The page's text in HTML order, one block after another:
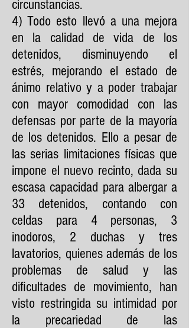
circunstancias.
4) Todo esto llevó a una mejora
en la calidad de vida de los
detenidos, disminuyendo el
estrés, mejorando el estado de
ánimo relativo y a poder trabajar
con mayor comodidad con las
defensas por parte de la mayoría
de los detenidos. Ello a pesar de
las serias limitaciones físicas que
impone el nuevo recinto, dada su
escasa capacidad para albergar a
33 detenidos, contando con
celdas para 4 personas, 3
inodoros, 2 duchas y tres
lavatorios, quienes además de los
problemas de salud y las
dificultades de movimiento, han
visto restringida su intimidad por
la precariedad de las